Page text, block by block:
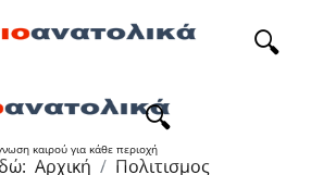
καιρού για κάθε περιοχή
Αρχική
Πολιτισμος
🔍